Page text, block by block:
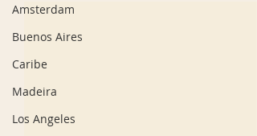
Amsterdam
Buenos Aires
Caribe
Madeira
Los Angeles